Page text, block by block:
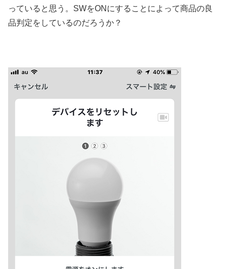
っていると思う。SWをONにすることによって商品の良
品判定をしているのだろうか？